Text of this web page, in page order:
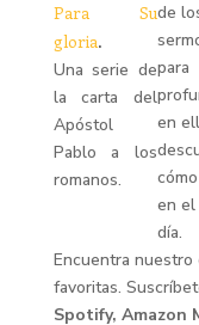
Para Su
gloria.
Una serie de
la carta del
Apóstol
Pablo a los
romanos.
de
para
en
en el
día.
Encuentra
favoritas.
Spotify, Amazon